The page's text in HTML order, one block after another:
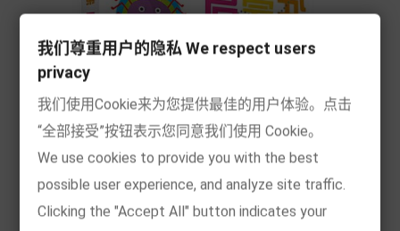
我们尊重用户的隐私 We respect users
privacy
我们使用Cookie来为您提供最佳的用户体验。点击
“全部接受”按钮表示您同意我们使用 Cookie。
We use cookies to provide you with the best
possible user experience, and analyze site traffic.
Clicking the "Accept All" button indicates your